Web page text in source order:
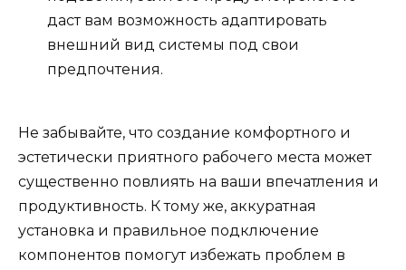
даст вам возможность адаптировать
внешний вид системы под свои
предпочтения.
Не забывайте, что создание комфортного и
эстетически приятного рабочего места может
существенно повлиять на ваши впечатления и
продуктивность. К тому же, аккуратная
установка и правильное подключение
компонентов помогут избежать проблем в